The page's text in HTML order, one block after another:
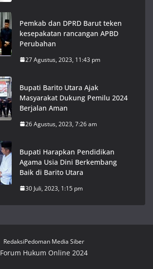
Pemkab dan DPRD Barut teken
kesepakatan rancangan APBD
Perubahan
27 Agustus, 2023, 11:43 pm
Bupati Barito Utara Ajak
Masyarakat Dukung Pemilu 2024
Berjalan Aman
26 Agustus, 2023, 7:26 am
Bupati Harapkan Pendidikan
Agama Usia Dini Berkembang
Baik di Barito Utara
30 Juli, 2023, 1:15 pm
RedaksiPedoman Media Siber
Forum Hukum Online 2024